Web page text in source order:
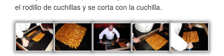
el rodillo de cuchillas y se corta con la cuchilla.